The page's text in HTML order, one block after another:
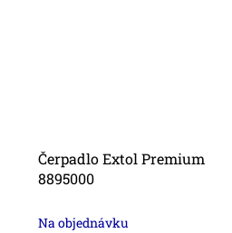
Čerpadlo Extol Premium
8895000
Na objednávku